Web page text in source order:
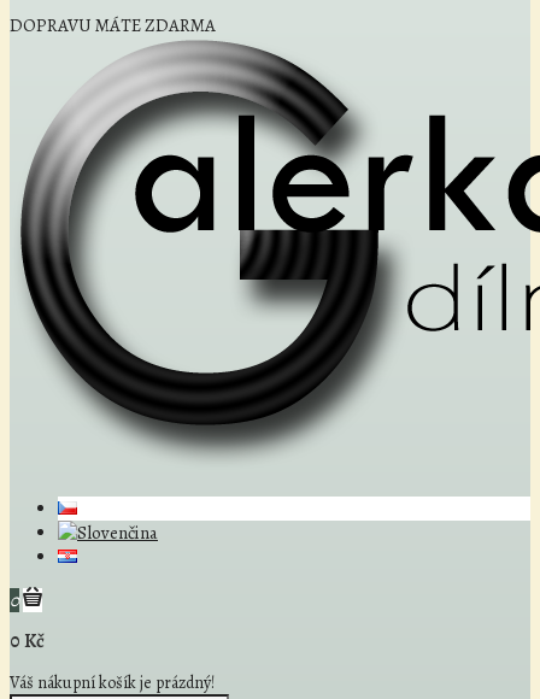
DOPRAVU MÁTE ZDARMA
0
0 Kč
Váš nákupní košík je prázdný!